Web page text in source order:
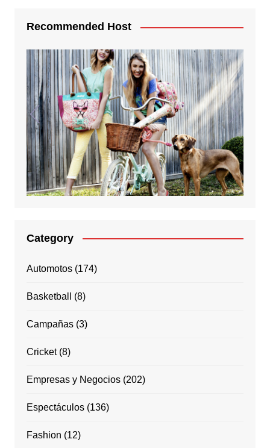
Recommended Host
Category
Automotos(174)
Basketball (8)
Campañas(3)
Cricket(8)
Empresas y Negocios(202)
Espectáculos(136)
Fashion (12)